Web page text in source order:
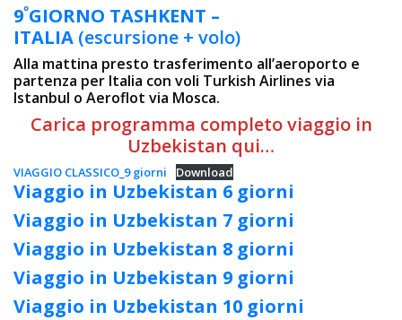
9ºGIORNO TASHKENT –
ITALIA (escursione + volo)
Alla mattina presto trasferimento all’aeroporto e
partenza per Italia con voli Turkish Airlines via
Istanbul o Aeroflot via Mosca.
Carica programma completo viaggio in
Uzbekistan qui…
VIAGGIO CLASSICO_9 giorni Download
Viaggio in Uzbekistan 6 giorni
Viaggio in Uzbekistan 7 giorni
Viaggio in Uzbekistan 8 giorni
Viaggio in Uzbekistan 9 giorni
Viaggio in Uzbekistan 10 giorni